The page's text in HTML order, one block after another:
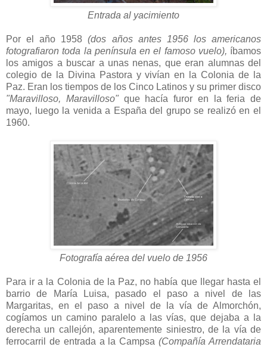
Entrada al yacimiento
Por el año 1958 (dos años antes 1956 los americanos
fotografiaron toda la península en el famoso vuelo), íbamos
los amigos a buscar a unas nenas, que eran alumnas del
colegio de la Divina Pastora y vivían en la Colonia de la
Paz. Eran los tiempos de los Cinco Latinos y su primer disco
"Maravilloso, Maravilloso" que hacía furor en la feria de
mayo, luego la venida a España del grupo se realizó en el
1960.
Fotografía aérea del vuelo de 1956
Para ir a la Colonia de la Paz, no había que llegar hasta el
barrio de María Luisa, pasado el paso a nivel de las
Margaritas, en el paso a nivel de la vía de Almorchón,
cogíamos un camino paralelo a las vías, que dejaba a la
derecha un callejón, aparentemente siniestro, de la vía de
ferrocarril de entrada a la Campsa(Compañía Arrendataria